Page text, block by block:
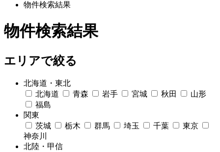
物件検索結果
物件検索結果
エリアで絞る
北海道・東北
北海道
青森 岩手 宮城 秋田
山形
福島
関東
茨城
栃木 群馬 埼玉 千葉
東京
神奈川
北陸・甲信